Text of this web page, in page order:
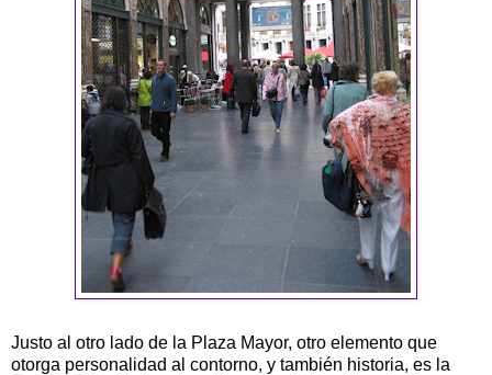
Justo al otro lado de la Plaza Mayor, otro elemento que
otorga personalidad al contorno, y también historia, es la